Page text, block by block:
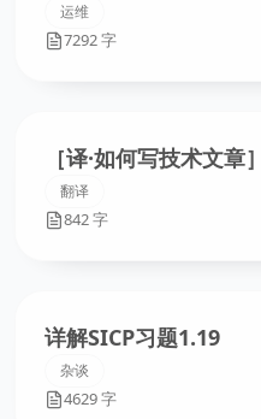
运维
7292 字
［译·如何写技术文章
翻译
842 字
详解SICP习题1.19
杂谈
4629 字